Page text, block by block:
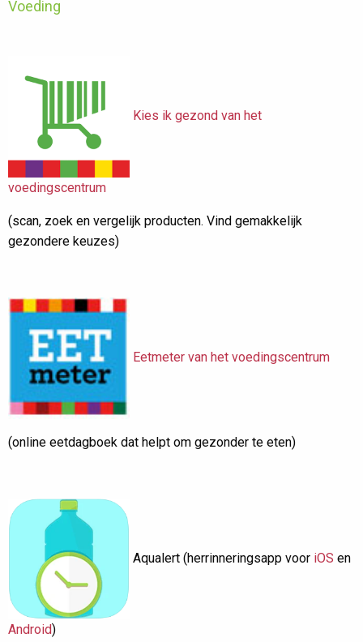
Voeding
Kies ik gezond van het
voedingscentrum
(scan, zoek en vergelijk producten. Vind gemakkelijk
gezondere keuzes)
Eetmeter van het voedingscentrum
(online eetdagboek dat helpt om gezonder te eten)
Aqualert (herrinneringsapp voor iOS en
Android)